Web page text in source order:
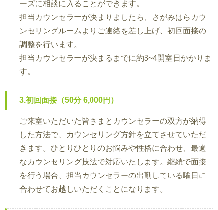
ーズに相談に入ることができます。
担当カウンセラーが決まりましたら、さがみはらカウ
ンセリングルームよりご連絡を差し上げ、初回面接の
調整を行います。
担当カウンセラーが決まるまでに約3~4開室日かかりま
す。
3.初回面接（50分 6,000円）
ご来室いただいた皆さまとカウンセラーの双方が納得
した方法で、カウンセリング方針を立てさせていただ
きます。ひとりひとりのお悩みや性格に合わせ、最適
なカウンセリング技法で対応いたします。継続で面接
を行う場合、担当カウンセラーの出勤している曜日に
合わせてお越しいただくことになります。